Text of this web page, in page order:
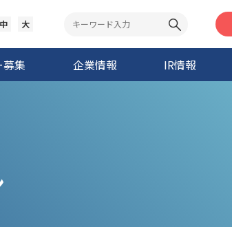
中 大
集 企業情報 IR情報